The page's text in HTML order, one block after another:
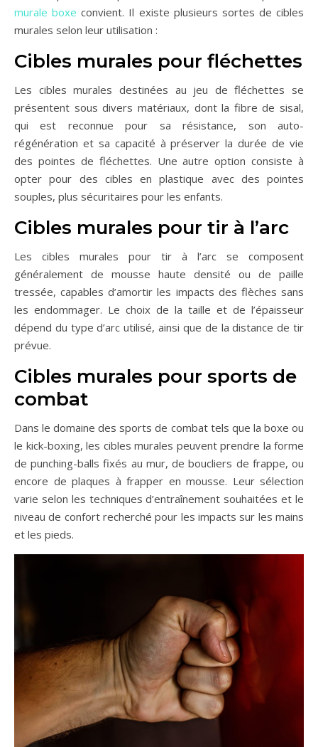
murale boxe convient. Il existe plusieurs sortes de cibles
murales selon leur utilisation :
Cibles murales pour fléchettes
Les cibles murales destinées au jeu de fléchettes se
présentent sous divers matériaux, dont la fibre de sisal,
qui est reconnue pour sa résistance, son auto-
régénération et sa capacité à préserver la durée de vie
des pointes de fléchettes. Une autre option consiste à
opter pour des cibles en plastique avec des pointes
souples, plus sécuritaires pour les enfants.
Cibles murales pour tir à l’arc
Les cibles murales pour tir à l’arc se composent
généralement de mousse haute densité ou de paille
tressée, capables d’amortir les impacts des flèches sans
les endommager. Le choix de la taille et de l’épaisseur
dépend du type d’arc utilisé, ainsi que de la distance de tir
prévue.
Cibles murales pour sports de
combat
Dans le domaine des sports de combat tels que la boxe ou
le kick-boxing, les cibles murales peuvent prendre la forme
de punching-balls fixés au mur, de boucliers de frappe, ou
encore de plaques à frapper en mousse. Leur sélection
varie selon les techniques d’entraînement souhaitées et le
niveau de confort recherché pour les impacts sur les mains
et les pieds.